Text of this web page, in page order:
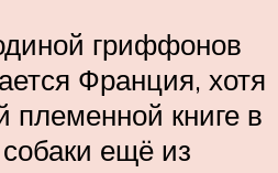
гриффонов
Франция, хотя
племенной книге в
ещё из